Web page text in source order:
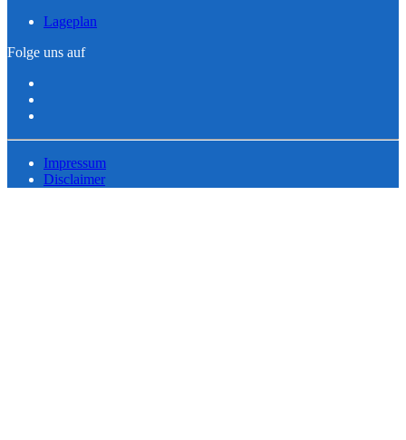
Lageplan
Folge uns auf
Impressum
Disclaimer